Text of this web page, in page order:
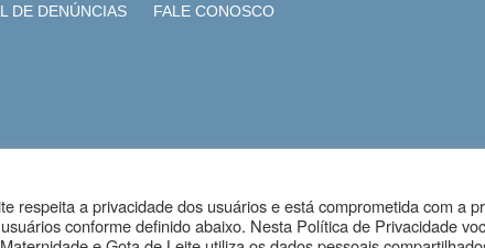
DE DENÚNCIAS FALE CONOSCO
respeita a privacidade dos usuários e está comprometida com a
conforme definido abaixo. Nesta Política de Privacidade